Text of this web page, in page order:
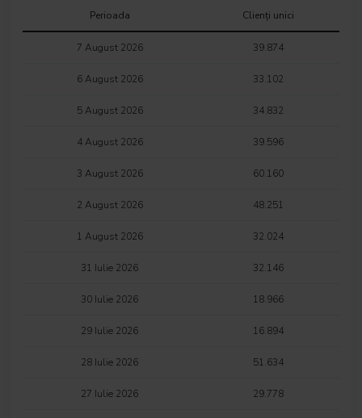
Perioada Clienți unici
7 August 2026 39.874
6 August 2026 33.102
5 August 2026 34.832
4 August 2026 39.596
3 August 2026 60.160
2 August 2026 48.251
1 August 2026 32.024
31 Iulie 2026 32.146
30 Iulie 2026 18.966
29 Iulie 2026 16.894
28 Iulie 2026 51.634
27 Iulie 2026 29.778